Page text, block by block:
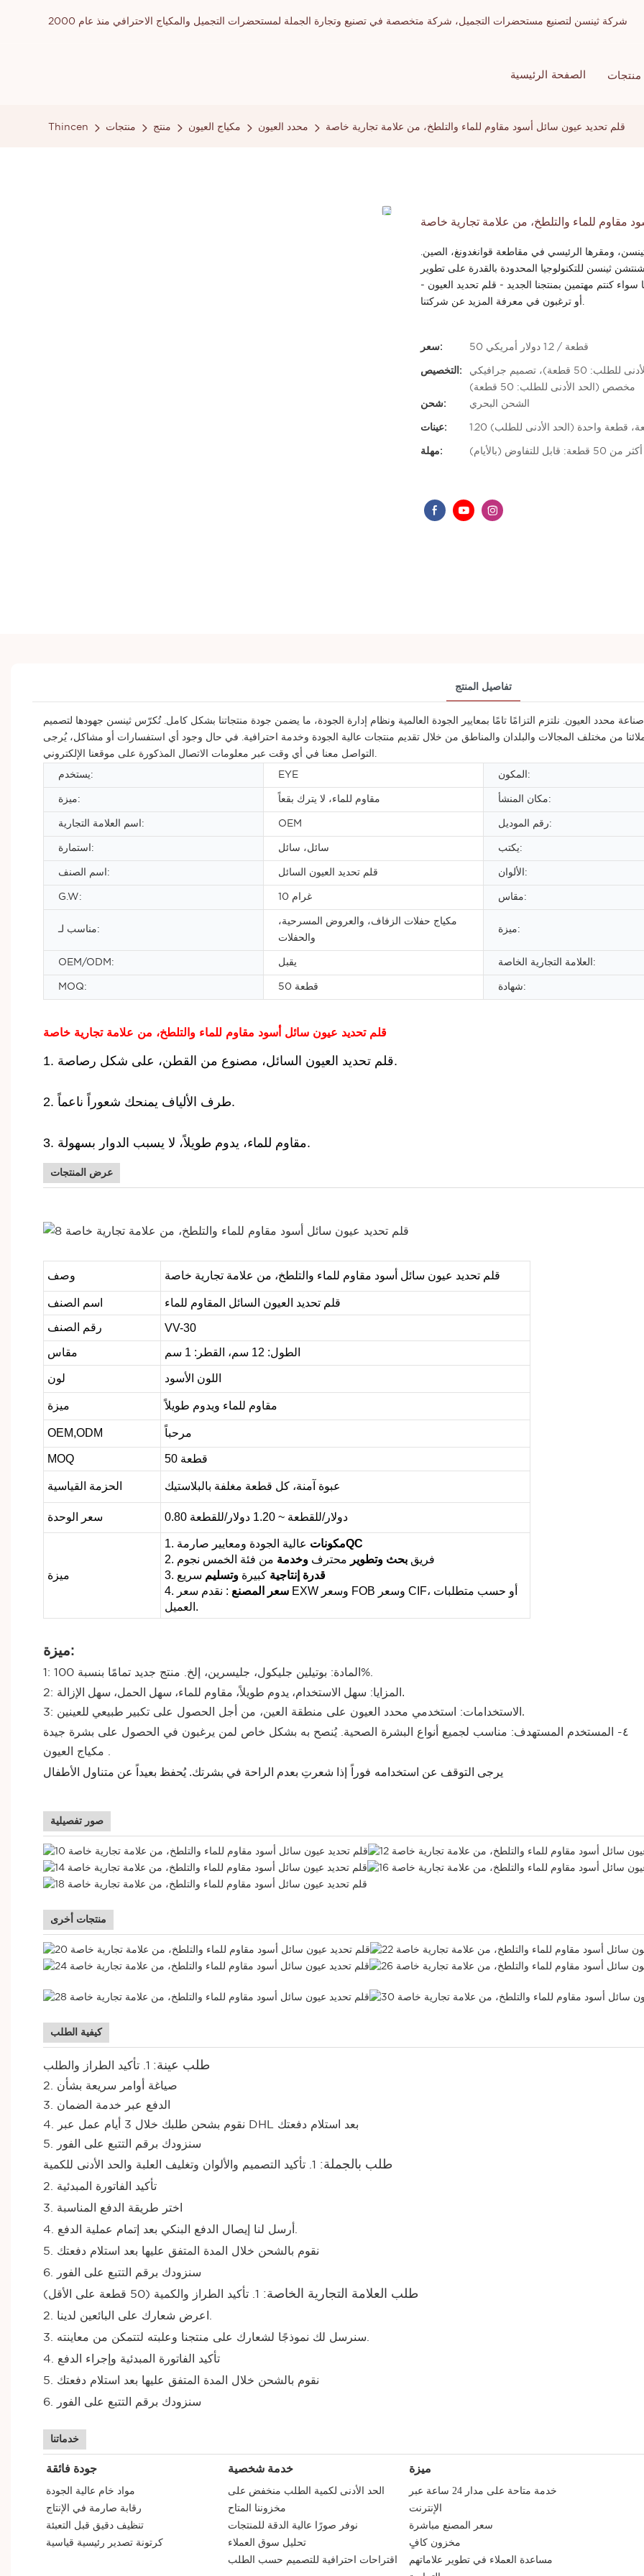
شركة ثينسن لتصنيع مستحضرات التجميل، شركة متخصصة في تصنيع وتجارة الجملة لمستحضرات التجميل والمكياج الاحترافي منذ عام 2000
الصفحة الرئيسية منتجات
Thincen منتجات منتج مكياج العيون محدد العيون قلم تحديد عيون سائل أسود مقاوم للماء والتلطخ، من علامة تجارية خاصة
مقاوم للماء والتلطخ، من علامة تجارية خاصة
ومقرها الرئيسي في مقاطعة قوانغدونغ، الصين.
ثينسن للتكنولوجيا المحدودة بالقدرة على تطوير
كنتم مهتمين بمنتجنا الجديد - قلم تحديد العيون -
سعر: 50 قطعة / 1.2 دولار أمريكي
التخصيص:
شعار مخصص (الحد الأدنى للطلب: 50 قطعة)، تغليف مخصص (الحد الأدنى للطلب: 50 قطعة)، تصميم جرافيكي
مخصص (الحد الأدنى للطلب: 50 قطعة)
شحن:
الشحن البحري
عينات: قطعة واحدة (الحد الأدنى للطلب)
مهلة:
تفاصيل المنتج
العيون. نلتزم التزامًا تامًا بمعايير الجودة العالمية ونظام إدارة الجودة، ما يضمن جودة منتجاتنا بشكل كامل. تُكرّس ثينسن جهودها لتصميم
من مختلف المجالات والبلدان والمناطق من خلال تقديم منتجات عالية الجودة وخدمة احترافية. في حال وجود أي استفسارات أو مشاكل، يُرجى
يستخدم: EYE المكون:
ميزة: مقاوم للماء، لا يترك بقعاً مكان المنشأ:
اسم العلامة التجارية: OEM رقم الموديل:
استمارة: سائل، سائل يكتب:
اسم الصنف: قلم تحديد العيون السائل الألوان:
G.W: 10 غرام مقاس:
مناسب لـ:
مكياج حفلات الزفاف، والعروض المسرحية،
والحفلات
ميزة:
OEM/ODM: يقبل العلامة التجارية الخاصة:
MOQ: 50 قطعة شهادة:
قلم تحديد عيون سائل أسود مقاوم للماء والتلطخ، من علامة تجارية خاصة
1. قلم تحديد العيون السائل، مصنوع من القطن، على شكل رصاصة.
2. طرف الألياف يمنحك شعوراً ناعماً.
3. مقاوم للماء، يدوم طويلاً، لا يسبب الدوار بسهولة.
عرض المنتجات
وصف قلم تحديد عيون سائل أسود مقاوم للماء والتلطخ، من علامة تجارية خاصة
اسم الصنف
قلم تحديد العيون السائل المقاوم للماء
رقم الصنف
VV-30
مقاس
الطول: 12 سم، القطر: 1 سم
لون اللون الأسود
ميزة مقاوم للماء ويدوم طويلاً
OEM,ODM مرحباً
MOQ 50 قطعة
الحزمة القياسية عبوة آمنة، كل قطعة مغلفة بالبلاستيك
سعر الوحدة 0.80 دولار/للقطعة ~ 1.20 دولار/للقطعة
ميزة
1. مكونات عالية الجودة ومعايير صارمة
QC
2. فريقبحث وتطوير محترفوخدمة من فئة الخمس نجوم
3.
قدرة إنتاجية كبيرةوتسليم سريع
4.
سعر المصنع : نقدم سعر EXW وسعر FOB وسعر CIF، أو حسب متطلبات
العميل.
ميزة:
1: المادة: بوتيلين جليكول، جليسرين، إلخ. منتج جديد تمامًا بنسبة 100%.
2: المزايا: سهل الاستخدام، يدوم طويلاً، مقاوم للماء، سهل الحمل، سهل الإزالة.
3: الاستخدامات: استخدمي محدد العيون على منطقة العين، من أجل الحصول على تكبير طبيعي للعينين.
٤- المستخدم المستهدف: مناسب لجميع أنواع البشرة الصحية. يُنصح به بشكل خاص لمن يرغبون في الحصول على بشرة جيدة
مكياج
العيون .
يرجى التوقف عن استخدامه فوراً
صور تفصيلية
منتجات أخرى
كيفية الطلب
طلب عينة: 1. تأكيد الطراز والطلب
2. صياغة أوامر سريعة بشأن
3. الدفع عبر خدمة الضمان
4. نقوم بشحن طلبك خلال 3 أيام عمل عبر DHL بعد استلام دفعتك
5. سنزودك برقم التتبع على الفور
طلب بالجملة: 1. تأكيد التصميم والألوان وتغليف العلبة والحد الأدنى للكمية
2. تأكيد الفاتورة المبدئية
3. اختر طريقة الدفع المناسبة
4. أرسل لنا إيصال الدفع البنكي بعد إتمام عملية الدفع.
5. نقوم بالشحن خلال المدة المتفق عليها بعد استلام دفعتك
6. سنزودك برقم التتبع على الفور
طلب العلامة التجارية الخاصة: 1. تأكيد الطراز والكمية (50 قطعة على الأقل)
2. اعرض شعارك على البائعين لدينا.
3. سنرسل لك نموذجًا لشعارك على منتجنا وعلبته لتتمكن من معاينته.
4. تأكيد الفاتورة المبدئية وإجراء الدفع
5. نقوم بالشحن خلال المدة المتفق عليها بعد استلام دفعتك
6. سنزودك برقم التتبع على الفور
خدماتنا
جودة فائقة
مواد خام عالية الجودة
رقابة صارمة في الإنتاج
تنظيف دقيق قبل التعبئة
كرتونة تصدير رئيسية قياسية
خدمة شخصية
الحد الأدنى لكمية الطلب منخفض على
مخزوننا المتاح
نوفر صورًا عالية الدقة للمنتجات
تحليل سوق العملاء
اقتراحات احترافية للتصميم حسب الطلب
ميزة
خدمة متاحة على مدار 24 ساعة عبر
الإنترنت
سعر المصنع مباشرة
مخزون كافٍ
مساعدة العملاء في تطوير علاماتهم